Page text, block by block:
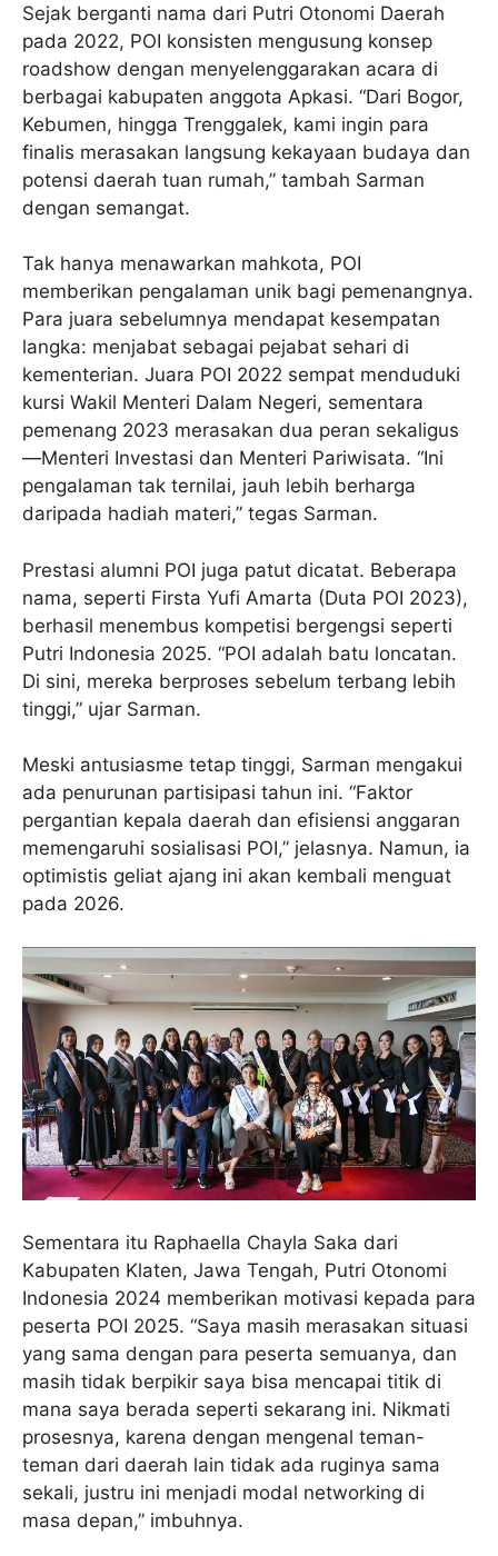
Sejak berganti nama dari Putri Otonomi Daerah
pada 2022, POI konsisten mengusung konsep
roadshow dengan menyelenggarakan acara di
berbagai kabupaten anggota Apkasi. “Dari Bogor,
Kebumen, hingga Trenggalek, kami ingin para
finalis merasakan langsung kekayaan budaya dan
potensi daerah tuan rumah,” tambah Sarman
dengan semangat.
Tak hanya menawarkan mahkota, POI
memberikan pengalaman unik bagi pemenangnya.
Para juara sebelumnya mendapat kesempatan
langka: menjabat sebagai pejabat sehari di
kementerian. Juara POI 2022 sempat menduduki
kursi Wakil Menteri Dalam Negeri, sementara
pemenang 2023 merasakan dua peran sekaligus
—Menteri Investasi dan Menteri Pariwisata. “Ini
pengalaman tak ternilai, jauh lebih berharga
daripada hadiah materi,” tegas Sarman.
Prestasi alumni POI juga patut dicatat. Beberapa
nama, seperti Firsta Yufi Amarta (Duta POI 2023),
berhasil menembus kompetisi bergengsi seperti
Putri Indonesia 2025. “POI adalah batu loncatan.
Di sini, mereka berproses sebelum terbang lebih
tinggi,” ujar Sarman.
Meski antusiasme tetap tinggi, Sarman mengakui
ada penurunan partisipasi tahun ini. “Faktor
pergantian kepala daerah dan efisiensi anggaran
memengaruhi sosialisasi POI,” jelasnya. Namun, ia
optimistis geliat ajang ini akan kembali menguat
pada 2026.
Sementara itu Raphaella Chayla Saka dari
Kabupaten Klaten, Jawa Tengah, Putri Otonomi
Indonesia 2024 memberikan motivasi kepada para
peserta POI 2025. “Saya masih merasakan situasi
yang sama dengan para peserta semuanya, dan
masih tidak berpikir saya bisa mencapai titik di
mana saya berada seperti sekarang ini. Nikmati
prosesnya, karena dengan mengenal teman-
teman dari daerah lain tidak ada ruginya sama
sekali, justru ini menjadi modal networking di
masa depan,” imbuhnya.